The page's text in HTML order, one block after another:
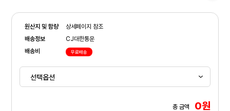
원산지 및 함량
상세페이지 참조
배송정보
CJ대한통운
배송비
무료배송
총 금액 0원